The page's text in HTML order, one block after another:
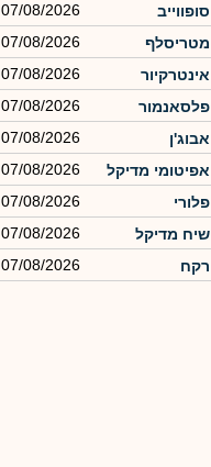
סופווייב
07/08/2026
מטריסלף
07/08/2026
אינטרקיור
07/08/2026
פלסאנמור
07/08/2026
אבוג'ן
07/08/2026
אפיטומי מדיקל
07/08/2026
פלורי
07/08/2026
שיח מדיקל
07/08/2026
רקח
07/08/2026